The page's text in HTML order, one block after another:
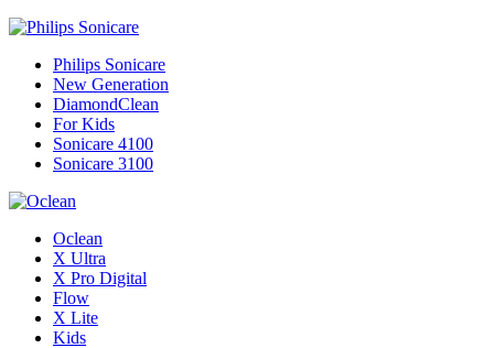
Philips Sonicare
New Generation
DiamondClean
For Kids
Sonicare 4100
Sonicare 3100
Oclean
X Ultra
X Pro Digital
Flow
X Lite
Kids